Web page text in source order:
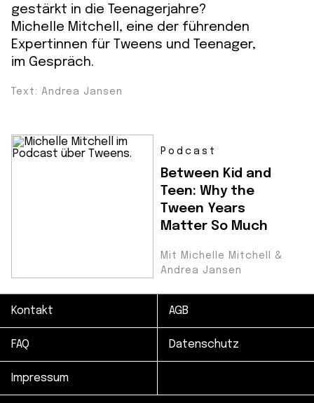
gestärkt in die Teenagerjahre?
Michelle Mitchell, eine der führenden
Expertinnen für Tweens und Teenager,
im Gespräch.
Text: Andrea Jansen
Podcast
Between Kid and
Teen: Why the
Tween Years
Matter So Much
Mit Michelle Mitchell &
Andrea Jansen
Kontakt AGB
FAQ Datenschutz
Impressum